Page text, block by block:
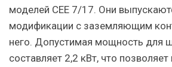
моделей CEE 7/17. Они
модификации с заземляющим
него. Допустимая мощность для
составляет 2,2 кВт, что